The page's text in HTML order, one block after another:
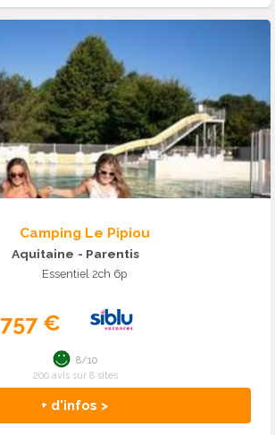
Camping Le Pipiou
Aquitaine - Parentis
Essentiel 2ch 6p
757 €
+ d'infos >
8/10
200 avis sur 8 sites